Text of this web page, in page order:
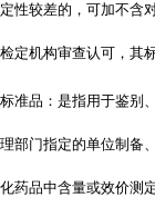
定性较差的，可加不含
检定机构审查认可，其
标准品：是指用于鉴别
理部门指定的单位制备
化药品中含量或效价测